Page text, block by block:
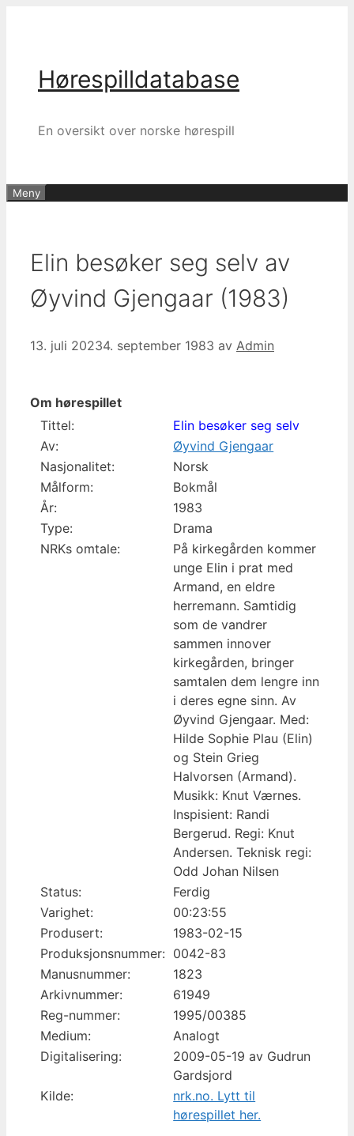
Hørespilldatabase
En oversikt over norske hørespill
Meny
Elin besøker seg selv av
Øyvind Gjengaar (1983)
13. juli 20234. september 1983 av Admin
Om hørespillet
Tittel:
Elin besøker seg selv
Av:
Øyvind Gjengaar
Nasjonalitet:
Norsk
Målform:
Bokmål
År:
1983
Type:
Drama
NRKs omtale:
På kirkegården kommer
unge Elin i prat med
Armand, en eldre
herremann. Samtidig
som de vandrer
sammen innover
kirkegården, bringer
samtalen dem lengre inn
i deres egne sinn. Av
Øyvind Gjengaar. Med:
Hilde Sophie Plau (Elin)
og Stein Grieg
Halvorsen (Armand).
Musikk: Knut Værnes.
Inspisient: Randi
Bergerud. Regi: Knut
Andersen. Teknisk regi:
Odd Johan Nilsen
Status:
Ferdig
Varighet:
00:23:55
Produsert:
1983-02-15
Produksjonsnummer: 0042-83
Manusnummer:
1823
Arkivnummer:
61949
Reg-nummer:
1995/00385
Medium:
Analogt
Digitalisering:
2009-05-19 av Gudrun
Gardsjord
Kilde:
nrk.no. Lytt til
hørespillet her.